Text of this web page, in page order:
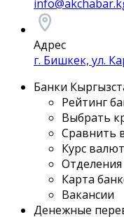
Адрес
г. Бишкек, ул.
Банки
Рейтинг
Выбрать
Сравнить
Курс валют
Отделения
Карта
Вакансии
Денежные